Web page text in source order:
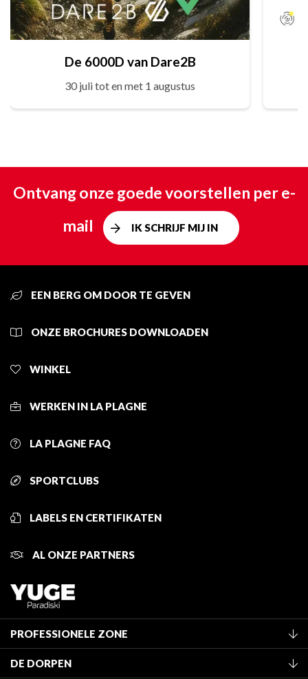
De 6000D van Dare2B
30 juli tot en met 1 augustus
Ontvang onze goede voorstellen per e-
mail
IK SCHRIJF MIJ IN
EEN BERG OM DOOR TE GEVEN
ONZE BROCHURES DOWNLOADEN
WINKEL
WERKEN IN LA PLAGNE
LA PLAGNE FAQ
SPORTCLUBS
LABELS EN CERTIFIKATEN
AL ONZE PARTNERS
PROFESSIONELE ZONE
DE DORPEN